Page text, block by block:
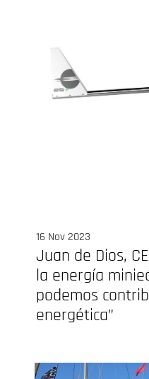
16 Nov 2023
Juan de Dios,
la energía
podemos
energética”